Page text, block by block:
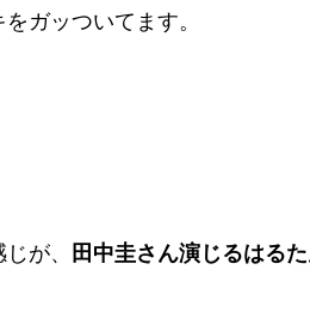
ガッついてます。
が、 田中圭さん演じるはる